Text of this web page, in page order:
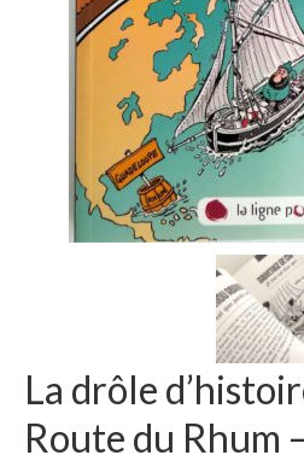
La drôle
Route du Rhum